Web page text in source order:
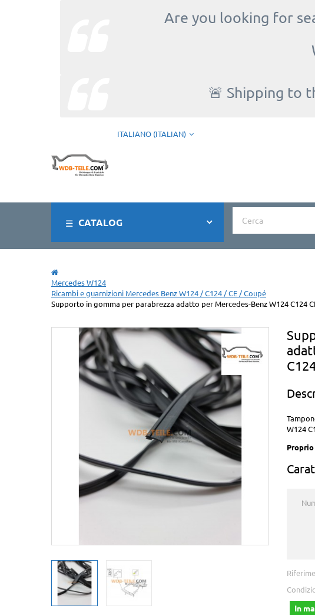
Are you looking for
🚨 Shipping to
ITALIANO (ITALIAN)
CATALOG
Mercedes W124
Ricambi e guarnizioni Mercedes Benz W124 / C124 / CE / Coupé
Supporto in gomma per parabrezza adatto per Mercedes-Benz W124 C124
W124
Proprio
In